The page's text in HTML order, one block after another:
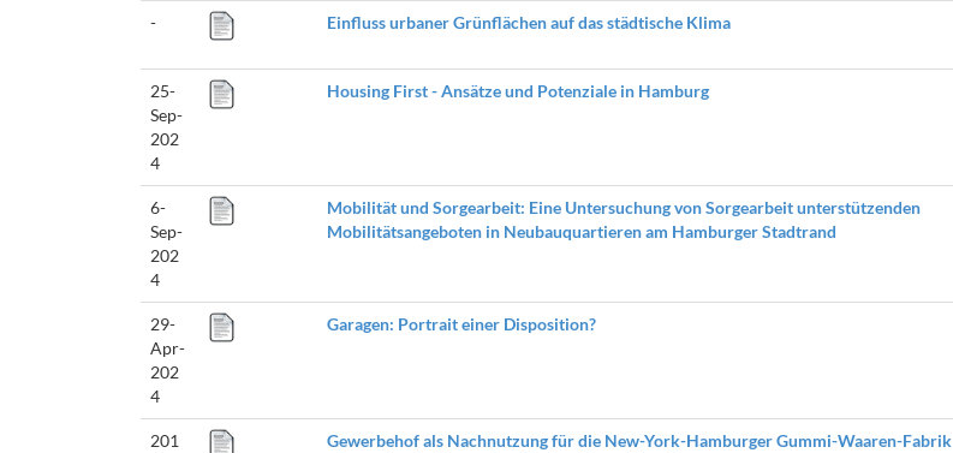
- Einfluss urbaner Grünflächen auf das städtische Klima
25-
Sep-
202
4
Housing First - Ansätze und Potenziale in Hamburg
6-
Sep-
202
4
Mobilität und Sorgearbeit: Eine Untersuchung von Sorgearbeit unterstützenden
Mobilitätsangeboten in Neubauquartieren am Hamburger Stadtrand
29-
Apr-
202
4
Garagen: Portrait einer Disposition?
201
Gewerbehof als Nachnutzung für die New-York-Hamburger Gummi-Waaren-Fabrik